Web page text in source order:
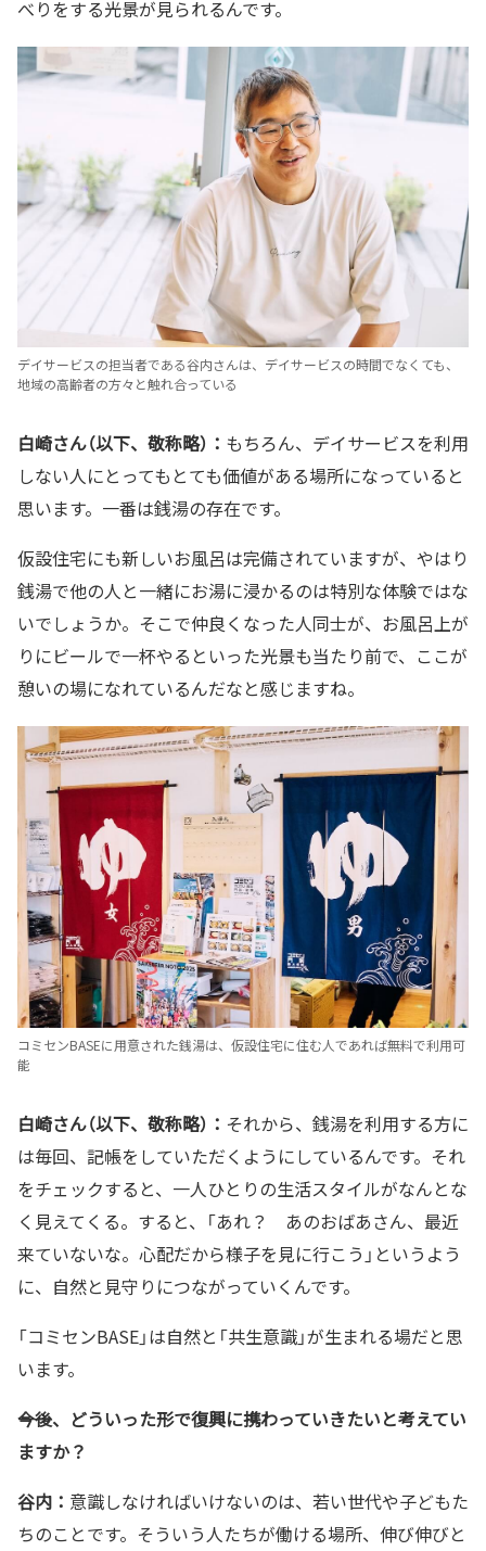
べりをする光景が見られるんです。
デイサービスの担当者である谷内さんは、デイサービスの時間でなくても、
地域の高齢者の方々と触れ合っている
白崎さん（以下、敬称略）： もちろん、デイサービスを利用
しない人にとってもとても価値がある場所になっていると
思います。一番は銭湯の存在です。
仮設住宅にも新しいお風呂は完備されていますが、やはり
銭湯で他の人と一緒にお湯に浸かるのは特別な体験ではな
いでしょうか。そこで仲良くなった人同士が、お風呂上が
りにビールで一杯やるといった光景も当たり前で、ここが
憩いの場になれているんだなと感じますね。
コミセンBASEに用意された銭湯は、仮設住宅に住む人であれば無料で利用可
能
白崎さん（以下、敬称略）： それから、銭湯を利用する方に
は毎回、記帳をしていただくようにしているんです。それ
をチェックすると、一人ひとりの生活スタイルがなんとな
く見えてくる。すると、「あれ？ あのおばあさん、最近
来ていないな。心配だから様子を見に行こう」というよう
に、自然と見守りにつながっていくんです。
「コミセンBASE」は自然と「共生意識」が生まれる場だと思
います。
――今後、どういった形で復興に携わっていきたいと考えてい
ますか？
谷内： 意識しなければいけないのは、若い世代や子どもた
ちのことです。そういう人たちが働ける場所、伸び伸びと